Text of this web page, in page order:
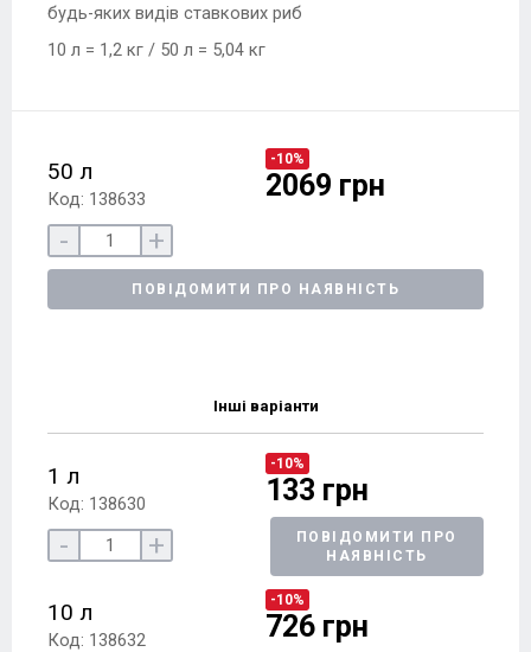
будь-яких видів ставкових риб
10 л = 1,2 кг / 50 л = 5,04 кг
50 л
Код: 138633
-10%
2069 грн
- +
ПОВІДОМИТИ ПРО НАЯВНІСТЬ
Інші варіанти
1 л
Код: 138630
-10%
133 грн
- +
ПОВІДОМИТИ ПРО
НАЯВНІСТЬ
10 л
Код: 138632
-10%
726 грн